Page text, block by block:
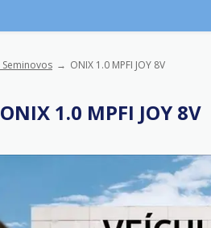
Seminovos ONIX 1.0 MPFI JOY 8V
ONIX 1.0 MPFI JOY 8V